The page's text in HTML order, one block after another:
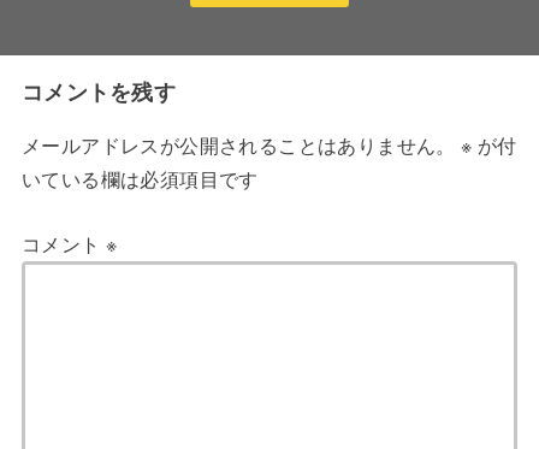
コメントを残す
メールアドレスが公開されることはありません。 ※ が付
いている欄は必須項目です
コメント ※